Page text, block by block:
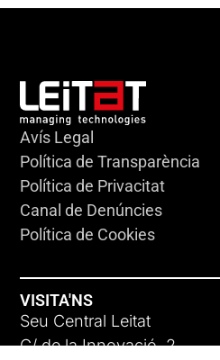
Avís Legal
Política de Transparència
Política de Privacitat
Canal de Denúncies
Política de Cookies
VISITA'NS
Seu Central Leitat
C/ de la Innovació, 2